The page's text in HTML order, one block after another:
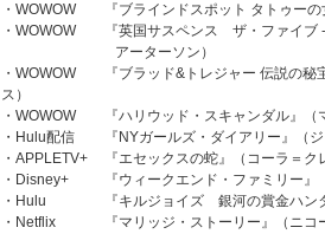
・ WOWOW
『ブラインドスポット タトゥー
・ WOWOW
『英国サスペンス ザ・ファイブ
アーターソン）
・ WOWOW
『ブラッド&トレジャー 伝説の
ス）
・ WOWOW
『ハリウッド・スキャンダル』
・ Hulu配信
『NYガールズ・ダイアリー』（
・ APPLETV+
『エセックスの蛇』（コーラ＝ク
・ Disney+
『ウィークエンド・ファミリー
・ Hulu
『キルジョイズ 銀河の賞金ハン
・ Netflix
『マリッジ・ストーリー』（ニ